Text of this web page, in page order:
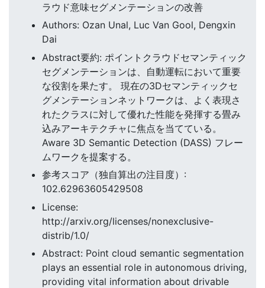
ラウド意味セグメンテーションの改善
Authors: Ozan Unal, Luc Van Gool, Dengxin
Dai
Abstract要約: ポイントクラウドセマンティック
セグメンテーションは、自動運転において重要
な役割を果たす。 現在の3Dセマンティックセ
グメンテーションネットワークは、よく表現さ
れたクラスに対して優れた性能を発揮する畳み
込みアーキテクチャに焦点を当てている。
Aware 3D Semantic Detection (DASS) フレー
ムワークを提案する。
参考スコア（独自算出の注目度）:
102.62963605429508
License:
http://arxiv.org/licenses/nonexclusive-
distrib/1.0/
Abstract: Point cloud semantic segmentation
plays an essential role in autonomous driving,
providing vital information about drivable